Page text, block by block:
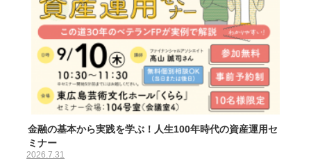
金融の基本から実践を学ぶ！人生100年時代の資産運用セ
ミナー
2026.7.31